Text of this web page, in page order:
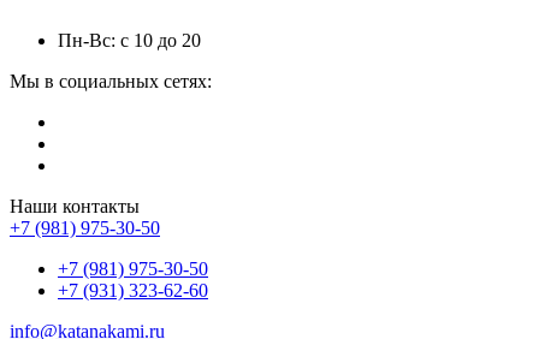
Пн-Вс: с 10 до 20
Мы в социальных сетях:
Наши контакты
+7 (981) 975-30-50
+7 (981) 975-30-50
+7 (931) 323-62-60
info@katanakami.ru